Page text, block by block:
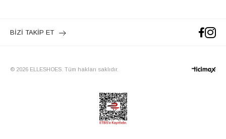
BİZİ TAKİP ET
© 2026 ELLESHOES. Tüm hakları saklıdır.